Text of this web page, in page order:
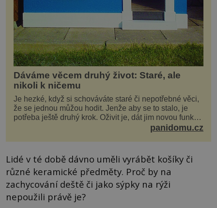
Dáváme věcem druhý život: Staré, ale
nikoli k ničemu
Je hezké, když si schováváte staré či nepotřebné věci,
že se jednou můžou hodit. Jenže aby se to stalo, je
potřeba ještě druhý krok. Oživit je, dát jim novou funkci
panidomu.cz
Lidé v té době dávno uměli vyrábět košíky či
různé keramické předměty. Proč by na
zachycování deště či jako sýpky na rýži
nepoužili právě je?